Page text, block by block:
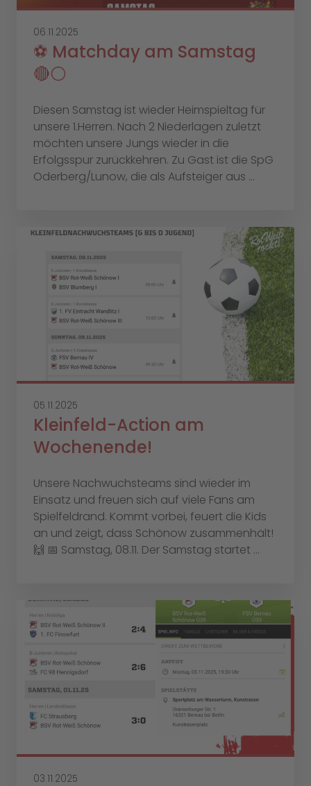
06.11.2025
⚽️ Matchday am Samstag
🔴⚪️
Diesen Samstag ist wieder Heimspieltag für
unsere 1.Herren. Nach 2 Niederlagen zuletzt
möchten unsere Jungs wieder in die
Erfolgsspur zurückkehren. Zu Gast ist die SpG
Oderberg/Lunow, die als Aufsteiger aus ...
05.11.2025
Kleinfeld-Action am
Wochenende!
Unsere Nachwuchsteams sind wieder im
Einsatz und freuen sich auf viele Fans am
Spielfeldrand. Kommt vorbei, feuert die Kids
an und zeigt, dass Schönow zusammenhält!
🙌 📅 Samstag, 08.11. Der Samstag startet ...
03.11.2025